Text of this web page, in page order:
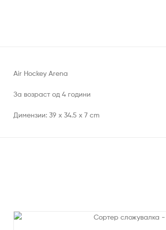
Air Hockey Arena
За возраст од 4 години
Димензии: 39 x 34.5 x 7 cm